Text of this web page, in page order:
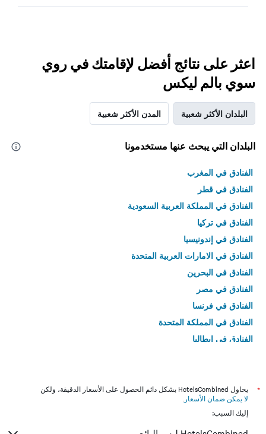
اعثر على نتائج أفضل لإقامتك في روي
سوي بالم ليكس
البلدان الأكثر شعبية المدن الأكثر شعبية
البلدان التي يبحث عنها مستخدمونا
الفنادق في المغرب
الفنادق في قطر
الفنادق في المملكة العربية السعودية
الفنادق في تركيا
الفنادق في إندونيسيا
الفنادق في الامارات العربية المتحدة
الفنادق في البحرين
الفنادق في مصر
الفنادق في فرنسا
الفنادق في المملكة المتحدة
الفنادق في إيطاليا
*
يحاول HotelsCombined بشكل دائم الحصول على الأسعار الدقيقة، ولكن
لا يمكن ضمان الأسعار .
إليك السبب: